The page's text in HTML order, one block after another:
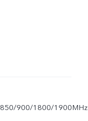
850/900/1800/1900MHz